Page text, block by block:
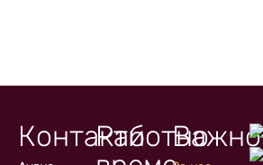
КонтактиРаботноВажно